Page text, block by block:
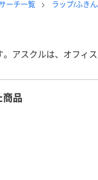
ーチ一覧 ラップ/ふき
。アスクルは、オフィ
商品